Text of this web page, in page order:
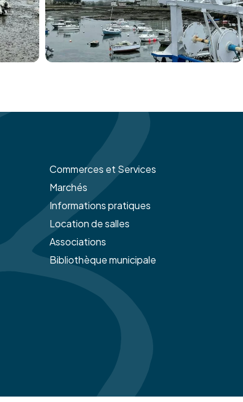
Commerces et Services
Marchés
Informations pratiques
Location de salles
Associations
Bibliothèque municipale